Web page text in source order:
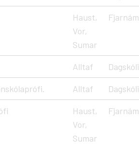
Haust,
Vor,
Sumar
Fjarnám
Alltaf Dagskóli
Alltaf Dagskóli
Haust,
Vor,
Sumar
Fjarnám